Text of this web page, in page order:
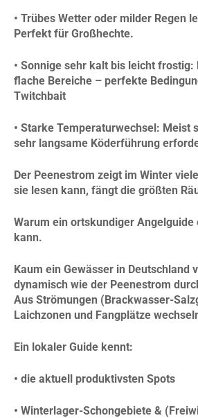
• Trübes Wetter oder milder Regen
Perfekt für Großhechte.
• Sonnige sehr kalt bis leicht frostig:
flache Bereiche – perfekte
Twitchbait
• Starke Temperaturwechsel: Meist
sehr langsame Köderführung
Der Peenestrom zeigt im Winter
sie lesen kann, fängt die größten
Warum ein ortskundiger Angelguide
kann.
Kaum ein Gewässer in Deutschland
dynamisch wie der Peenestrom
Aus Strömungen (Brackwasser-
Laichzonen und Fangplätze
Ein lokaler Guide kennt:
• die aktuell produktivsten Spots
• Winterlager-Schongebiete &